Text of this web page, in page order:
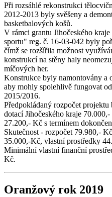
Při rozsáhlé rekonstrukci
2012-2013 byly svěšeny a
basketbalových košů.
V rámci grantu Jihočeského
sportu" reg. č. 16-03-042 byly
čímž se rozšířila možnost
konstrukcí na stěny haly
míčových her.
Konstrukce byly namontovány a
aby mohly spolehlivě fungovat
2015/2016.
Předpokládaný rozpočet
dotací Jihočeského kraje
27.200,- Kč s termínem
Skutečnost - rozpočet 79.980,-
35.000,-Kč, vlastní prostředky
Minimální vlastní finanční
Kč.
Oranžový rok 2019